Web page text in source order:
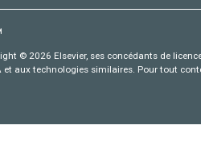
© 2026 Elsevier, ses concédants de
aux technologies similaires. Pour tout